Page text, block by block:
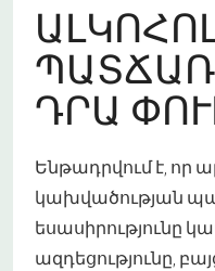
ՐԱ
Ենթադրվում է, որ
կախվածության
եսասիրությունը
ազդեցությունը,